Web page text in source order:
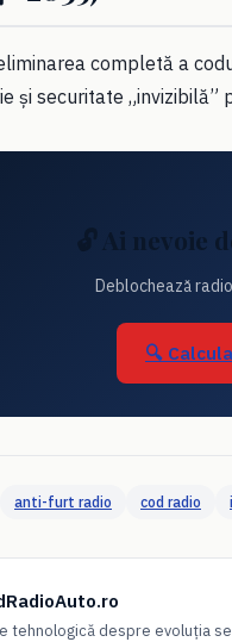
completă a
și securitate „invizibilă”
🔓 Ai
Deblochează
🔍
anti-furt radio cod radio
tehnologică despre evoluția